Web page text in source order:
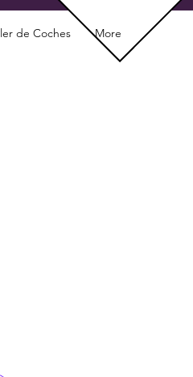
de Coches More